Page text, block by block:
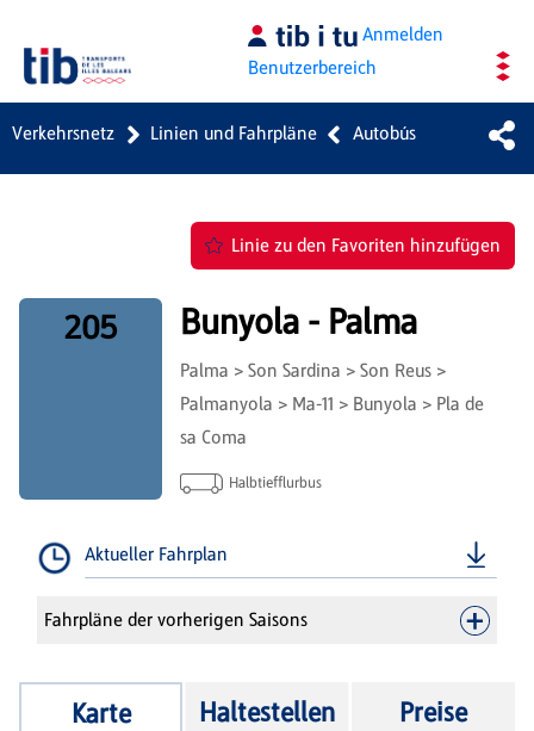
Anmelden
Benutzerbereich
Verkehrsnetz Linien und Fahrpläne Autobús
Linie zu den Favoriten hinzufügen
205 Bunyola - Palma
Palma > Son Sardina > Son Reus >
Palmanyola > Ma-11 > Bunyola > Pla de
sa Coma
Halbtiefflurbus
Aktueller Fahrplan
Fahrpläne der vorherigen Saisons
Karte Haltestellen Preise